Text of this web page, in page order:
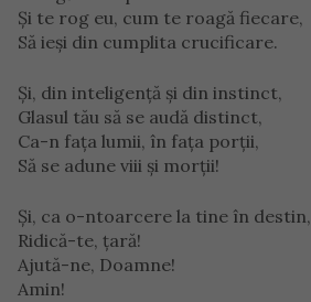
Şi te rog eu, cum te roagă fiecare,
Să ieşi din cumplita crucificare.
Şi, din inteligenţă şi din instinct,
Glasul tău să se audă distinct,
Ca-n faţa lumii, în faţa porţii,
Să se adune viii şi morţii!
Şi, ca o-ntoarcere la tine în destin,
Ridică-te, ţară!
Ajută-ne, Doamne!
Amin!